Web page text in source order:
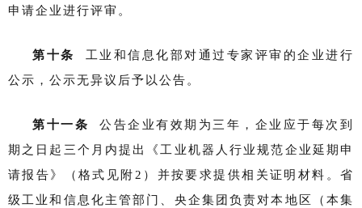
申请企业进行评审。
第十条
工业和信息化部对通过专家评审的企业进行
公示，公示无异议后予以公告。
第十一条公告企业有效期为三年，企业应于每次到
期之日起三个月内提出《工业机器人行业规范企业延期申
请报告》（格式见附2）并按要求提供相关证明材料。省
级工业和信息化主管部门、央企集团负责对本地区（本集